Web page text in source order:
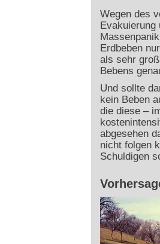
Wegen des
Evakuierung
Erdbeben
als sehr
Bebens
Und sollte
kein Beben
die diese –
abgesehen
nicht folgen
Schuldigen